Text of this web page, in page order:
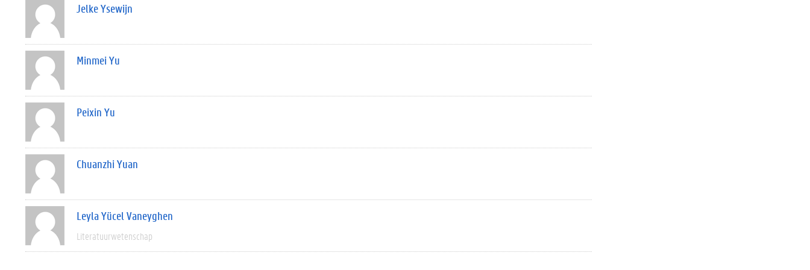
Jelke Ysewijn
Minmei Yu
Peixin Yu
Chuanzhi Yuan
Leyla Yücel Vaneyghen
Literatuurwetenschap